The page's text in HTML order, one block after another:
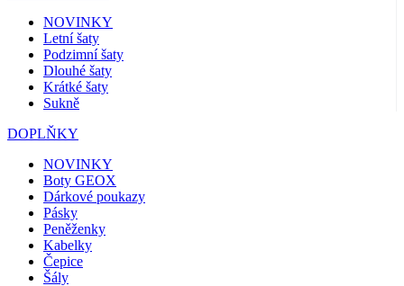
NOVINKY
Letní šaty
Podzimní šaty
Dlouhé šaty
Krátké šaty
Sukně
DOPLŇKY
NOVINKY
Boty GEOX
Dárkové poukazy
Pásky
Peněženky
Kabelky
Čepice
Šály